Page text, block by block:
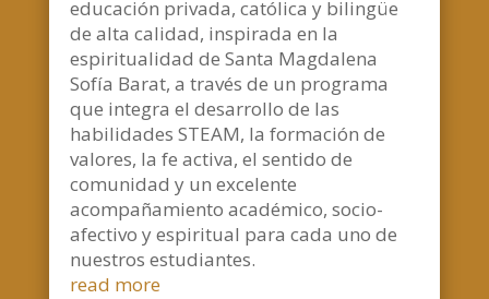
educación privada, católica y bilingüe
de alta calidad, inspirada en la
espiritualidad de Santa Magdalena
Sofía Barat, a través de un programa
que integra el desarrollo de las
habilidades STEAM, la formación de
valores, la fe activa, el sentido de
comunidad y un excelente
acompañamiento académico, socio-
afectivo y espiritual para cada uno de
nuestros estudiantes.
read more